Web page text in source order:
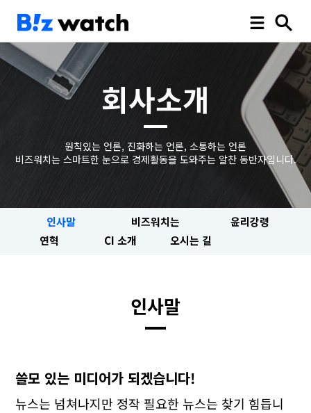
회사소개
원칙있는 언론, 진화하는 언론, 소통하는 언론
비즈워치는 스마트한 눈으로 경제활동을 도와주는 알찬 동반자입니다.
인사말 비즈워치는
윤리강령
연혁
CI 소개 오시는 길
인사말
쓸모 있는 미디어가 되겠습니다!
뉴스는 넘쳐나지만 정작 필요한 뉴스는 찾기 힘듭니